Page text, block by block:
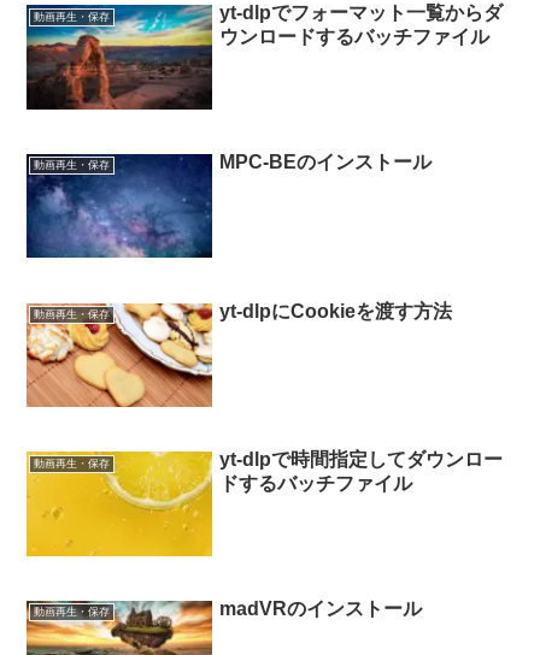
動画再生・保存
yt-dlpでフォーマット一覧からダ
ウンロードするバッチファイル
動画再生・保存 MPC-BEのインストール
動画再生・保存 yt-dlpにCookieを渡す方法
動画再生・保存
yt-dlpで時間指定してダウンロー
ドするバッチファイル
動画再生・保存 madVRのインストール